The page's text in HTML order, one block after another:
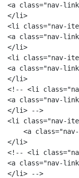
<a class="nav-
</li>
<li
class="nav-
<a class="nav-
</li>
<li
class="nav-
<a class="nav-
</li>
<!-- <li
<a class="nav-
</li> -->
<li
class="nav-
<a class=
</li>
<!-- <li
<a class="nav-
</li> -->